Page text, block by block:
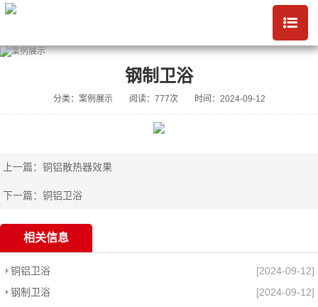
钢制卫浴
分类：案例展示 阅读：777次 时间：2024-09-12
上一篇：铜铝散热器效果
下一篇：铜铝卫浴
相关信息
铜铝卫浴
[2024-09-12]
钢制卫浴
[2024-09-12]